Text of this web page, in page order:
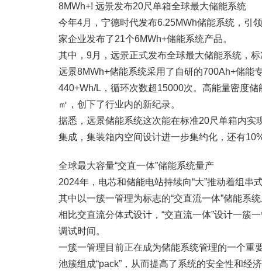
8MWh+! 远景发布20尺单箱全球最大储能系统
今年4月，宁德时代发布6.25MWh储能系统，引
家企业发布了21个6MWh+储能系统产品。
其中，9月，远景正式发布全球最大储能系统，
远景8MWh+储能系统采用了自研的700Ah+储能
440+Wh/L，循环次数超15000次。高能量密度
㎡，创下了行业内的新纪录。
据悉，远景储能系统这次能在标准20尺单箱内
集成，集装箱内空间设计进一步集约化，还有
全球最大容量“交直一体”储能系统量产
2024年，电芯和储能电站持续向“大”推动着组
其中以一簇一管理为标志的“交直流一体”储能系
相比交直流分体式设计，“交直流一体”设计一簇
调试时间。
一簇一管理目前正在成为储能系统管理的一个重
池簇组成“pack”，从而提高了系统的安全性和经